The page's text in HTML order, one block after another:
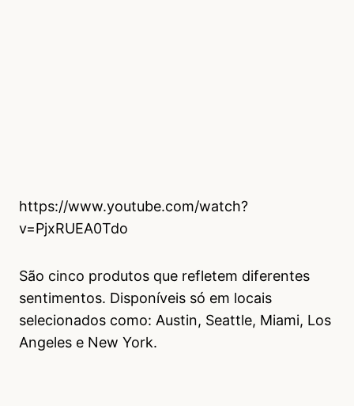
https://www.youtube.com/watch?
v=PjxRUEA0Tdo
São cinco produtos que refletem diferentes
sentimentos. Disponíveis só em locais
selecionados como: Austin, Seattle, Miami, Los
Angeles e New York.